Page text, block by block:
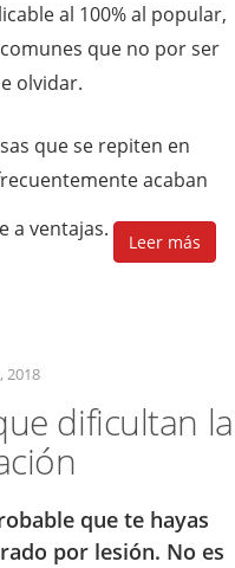
al 100% al popular,
que no por ser
olvidar.
que se repiten en
acaban
a ventajas.
Leer más
2018
dificultan la
que te hayas
por lesión. No es